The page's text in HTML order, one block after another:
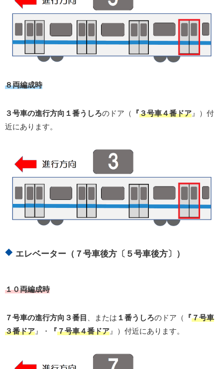
８両編成時
３号車の進行方向１番うしろのドア（ 『３号車４番ドア 』）付
近にあります。
エレベーター（７号車後方〔５号車後方〕）
１０両編成時
７号車の進行方向３番目 、または １番うしろのドア（ 『７号車
３番ドア 』・ 『７号車４番ドア 』）付近にあります。